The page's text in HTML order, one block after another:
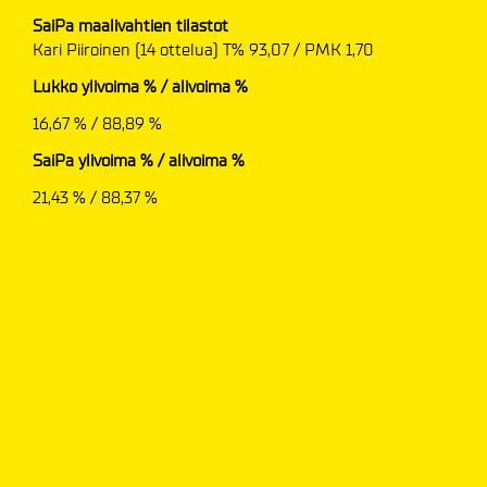
SaiPa maalivahtien tilastot
Kari Piiroinen (14 ottelua) T% 93,07 / PMK 1,70
Lukko ylivoima % / alivoima %
16,67 % / 88,89 %
SaiPa ylivoima % / alivoima %
21,43 % / 88,37 %